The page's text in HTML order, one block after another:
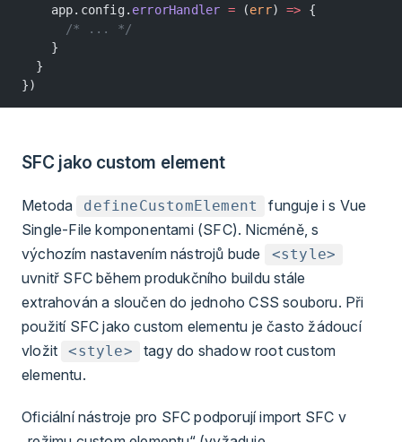
    app.config.
errorHandler = (err) => {
      /* ... */
    }
  }
})
SFC jako custom element
Metoda defineCustomElement
funguje i s Vue
Single-File komponentami (SFC). Nicméně, s
výchozím nastavením nástrojů bude
<style>
uvnitř SFC během produkčního buildu stále
extrahován a sloučen do jednoho CSS souboru. Při
použití SFC jako custom elementu je často žádoucí
vložit
<style>
tagy do shadow root custom
elementu.
Oficiální nástroje pro SFC podporují import SFC v